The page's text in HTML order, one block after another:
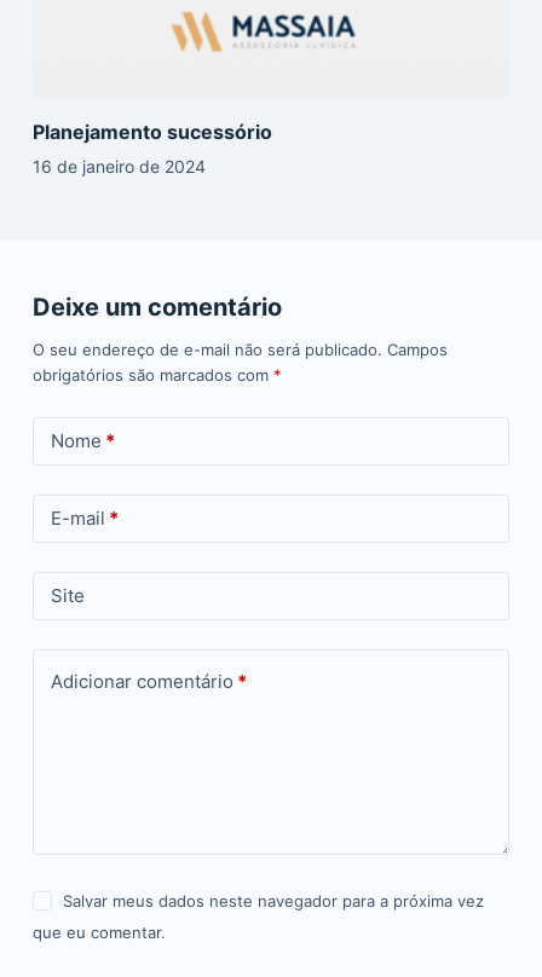
Planejamento sucessório
16 de janeiro de 2024
Deixe um comentário
O seu endereço de e-mail não será publicado. Campos
obrigatórios são marcados com *
Nome *
E-mail *
Site
Adicionar comentário *
Salvar meus dados neste navegador para a próxima vez
que eu comentar.